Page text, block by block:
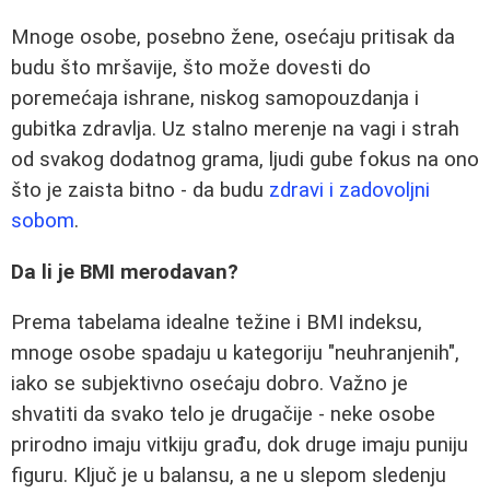
Mnoge osobe, posebno žene, osećaju pritisak da
budu što mršavije, što može dovesti do
poremećaja ishrane, niskog samopouzdanja i
gubitka zdravlja. Uz stalno merenje na vagi i strah
od svakog dodatnog grama, ljudi gube fokus na ono
što je zaista bitno - da budu zdravi i zadovoljni
sobom.
Da li je BMI merodavan?
Prema tabelama idealne težine i BMI indeksu,
mnoge osobe spadaju u kategoriju "neuhranjenih",
iako se subjektivno osećaju dobro. Važno je
shvatiti da svako telo je drugačije - neke osobe
prirodno imaju vitkiju građu, dok druge imaju puniju
figuru. Ključ je u balansu, a ne u slepom sledenju